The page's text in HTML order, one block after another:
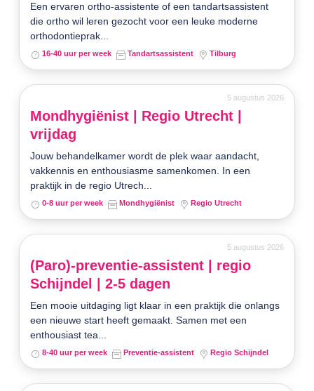
Een ervaren ortho-assistente of een tandartsassistent
die ortho wil leren gezocht voor een leuke moderne
orthodontieprak...
16-40 uur per week Tandartsassistent Tilburg
5 augustus 2026
Mondhygiënist | Regio Utrecht |
vrijdag
Jouw behandelkamer wordt de plek waar aandacht,
vakkennis en enthousiasme samenkomen. In een
praktijk in de regio Utrech...
0-8 uur per week Mondhygiënist Regio Utrecht
5 augustus 2026
(Paro)-preventie-assistent | regio
Schijndel | 2-5 dagen
Een mooie uitdaging ligt klaar in een praktijk die onlangs
een nieuwe start heeft gemaakt. Samen met een
enthousiast tea...
8-40 uur per week Preventie-assistent Regio Schijndel